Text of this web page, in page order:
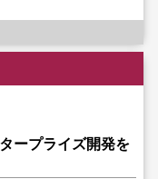
ープライズ開発を